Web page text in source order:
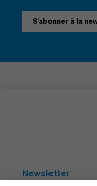
S'abonner à la
Newsletter